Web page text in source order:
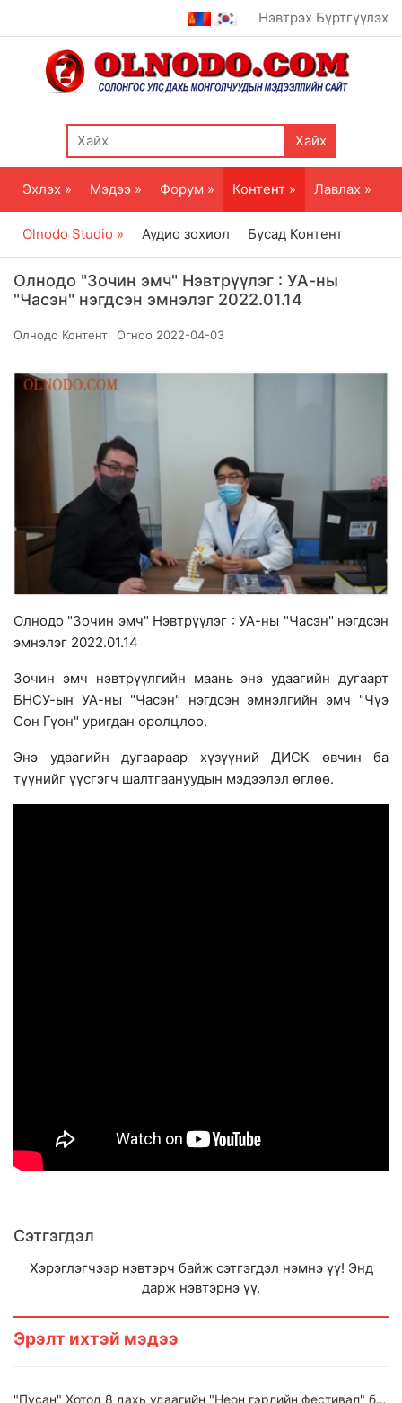
Нэвтрэх Бүртгүүлэх
Хайх
Эхлэх » Мэдээ » Форум » Контент » Лавлах »
Olnodo Studio » Аудио зохиол Бусад Контент
Олнодо "Зочин эмч" Нэвтрүүлэг : УА-ны
"Часэн" нэгдсэн эмнэлэг 2022.01.14
Олнодо Контент Огноо 2022-04-03
Олнодо "Зочин эмч" Нэвтрүүлэг : УА-ны "Часэн" нэгдсэн
эмнэлэг 2022.01.14
Зочин эмч нэвтрүүлгийн маань энэ удаагийн дугаарт
БНСУ-ын УА-ны "Часэн" нэгдсэн эмнэлгийн эмч "Чүэ
Сон Гүон" уригдан оролцлоо.
Энэ удаагийн дугаараар хүзүүний ДИСК өвчин ба
түүнийг үүсгэгч шалтгаануудын мэдээлэл өглөө.
Сэтгэгдэл
Хэрэглэгчээр нэвтэрч байж сэтгэгдэл нэмнэ үү! Энд
дарж нэвтэрнэ үү.
Эрэлт ихтэй мэдээ
"Пусан" Хотод 8 дахь удаагийн "Неон гэрлийн фестивал" боллоо...